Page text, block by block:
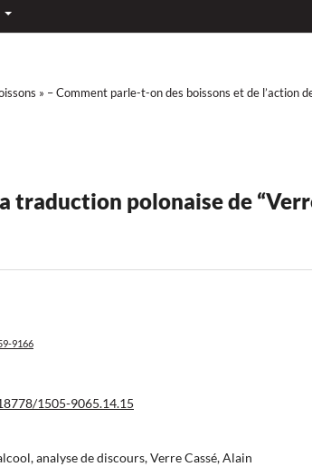
» – Comment parle-t-on des boissons et de l’action
traduction polonaise de
9166
1505-9065.14.15
analyse de discours, Verre Cassé, Alain